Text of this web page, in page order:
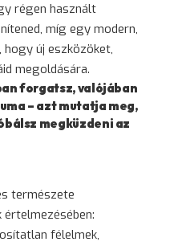
régen használt
míg egy modern,
új eszközöket,
megoldására.
forgatsz, valójában
– azt mutatja meg,
megküzdeni az
természete
félelmek,